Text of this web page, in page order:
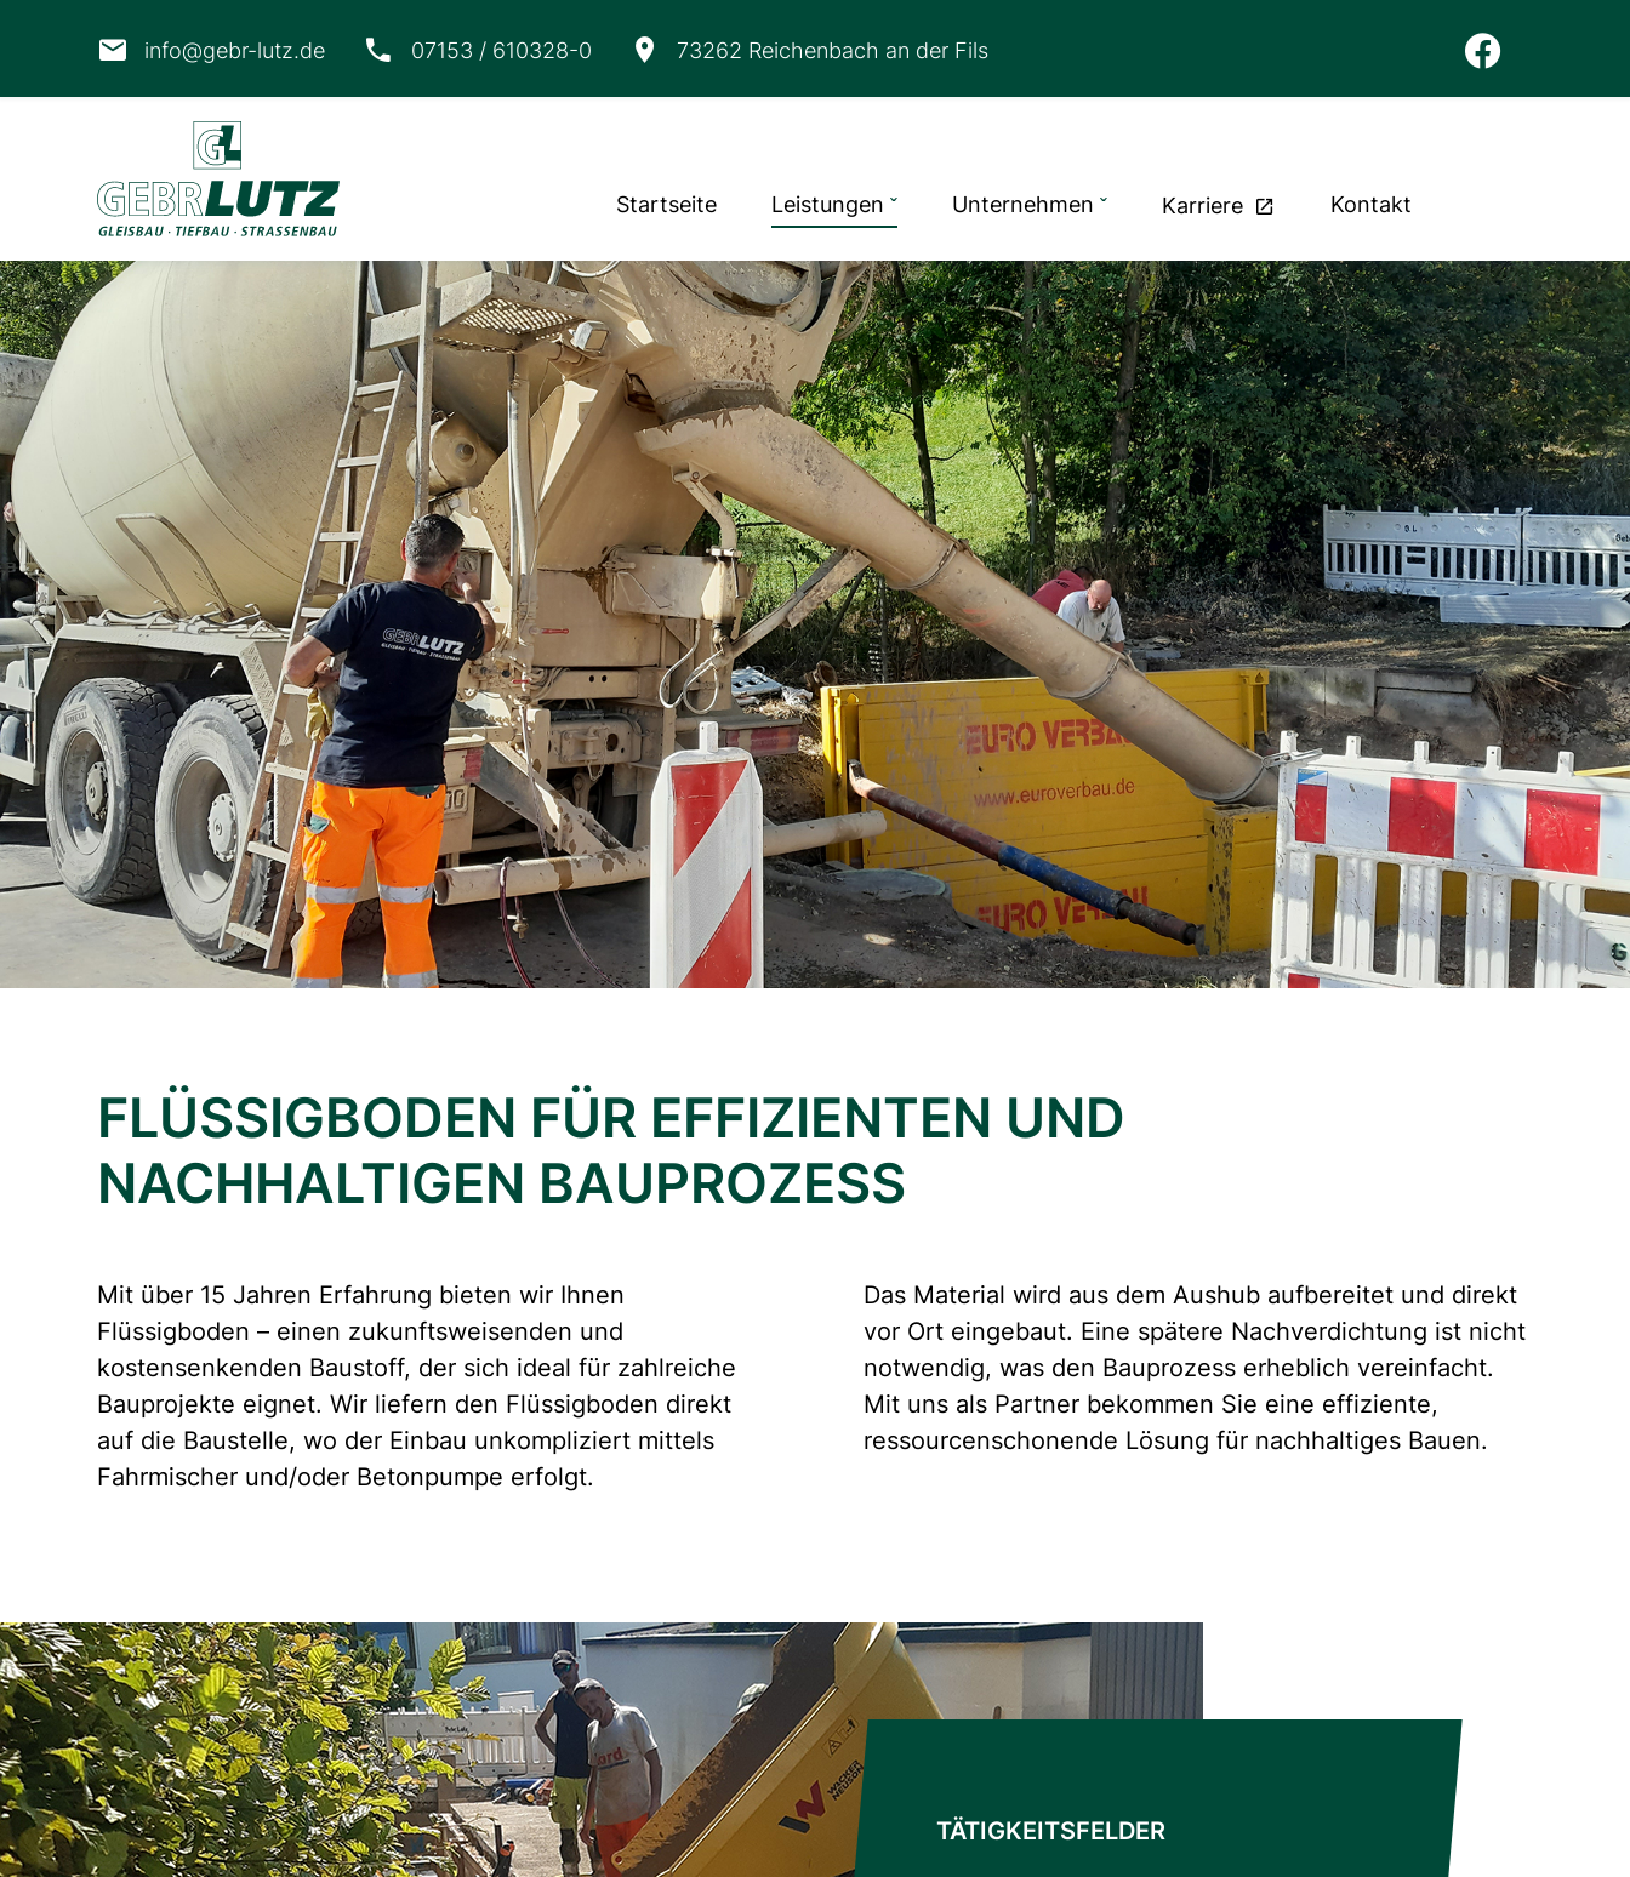
info@gebr-lutz.de 07153 / 610328-0 73262 Reichenbach an der Fils
Startseite Leistungen Unternehmen Karriere Kontakt
FLÜSSIGBODEN FÜR EFFIZIENTEN UND
NACHHALTIGEN BAUPROZESS
Mit über 15 Jahren Erfahrung bieten wir Ihnen
Flüssigboden – einen zukunftsweisenden und
kostensenkenden Baustoff, der sich ideal für zahlreiche
Bauprojekte eignet. Wir liefern den Flüssigboden direkt
auf die Baustelle, wo der Einbau unkompliziert mittels
Fahrmischer und/oder Betonpumpe erfolgt.
Das Material wird aus dem Aushub aufbereitet und direkt
vor Ort eingebaut. Eine spätere Nachverdichtung ist nicht
notwendig, was den Bauprozess erheblich vereinfacht.
Mit uns als Partner bekommen Sie eine effiziente,
ressourcenschonende Lösung für nachhaltiges Bauen.
TÄTIGKEITSFELDER